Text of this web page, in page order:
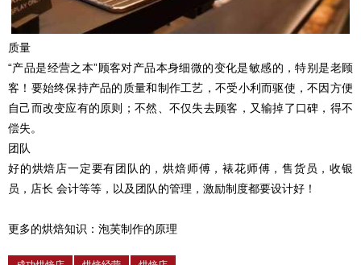
质量
“产品是经营之本”顾客对产品本身细微的变化是敏感的，特别是老顾
客！要始终保持产品的质量和制作工艺，不受小利而驱使，不因方便
自己而改变应有的原则；不然、不仅失去顾客，又输掉了口碑，得不
偿失。
团队
好的烘焙店一定要有团队的，烘焙师傅，裱花师傅，售货员，收银
员，店长 会计等等，以及团队的管理，激励制度都要设计好！
更多的烘焙知识： 泡芙制作的原理